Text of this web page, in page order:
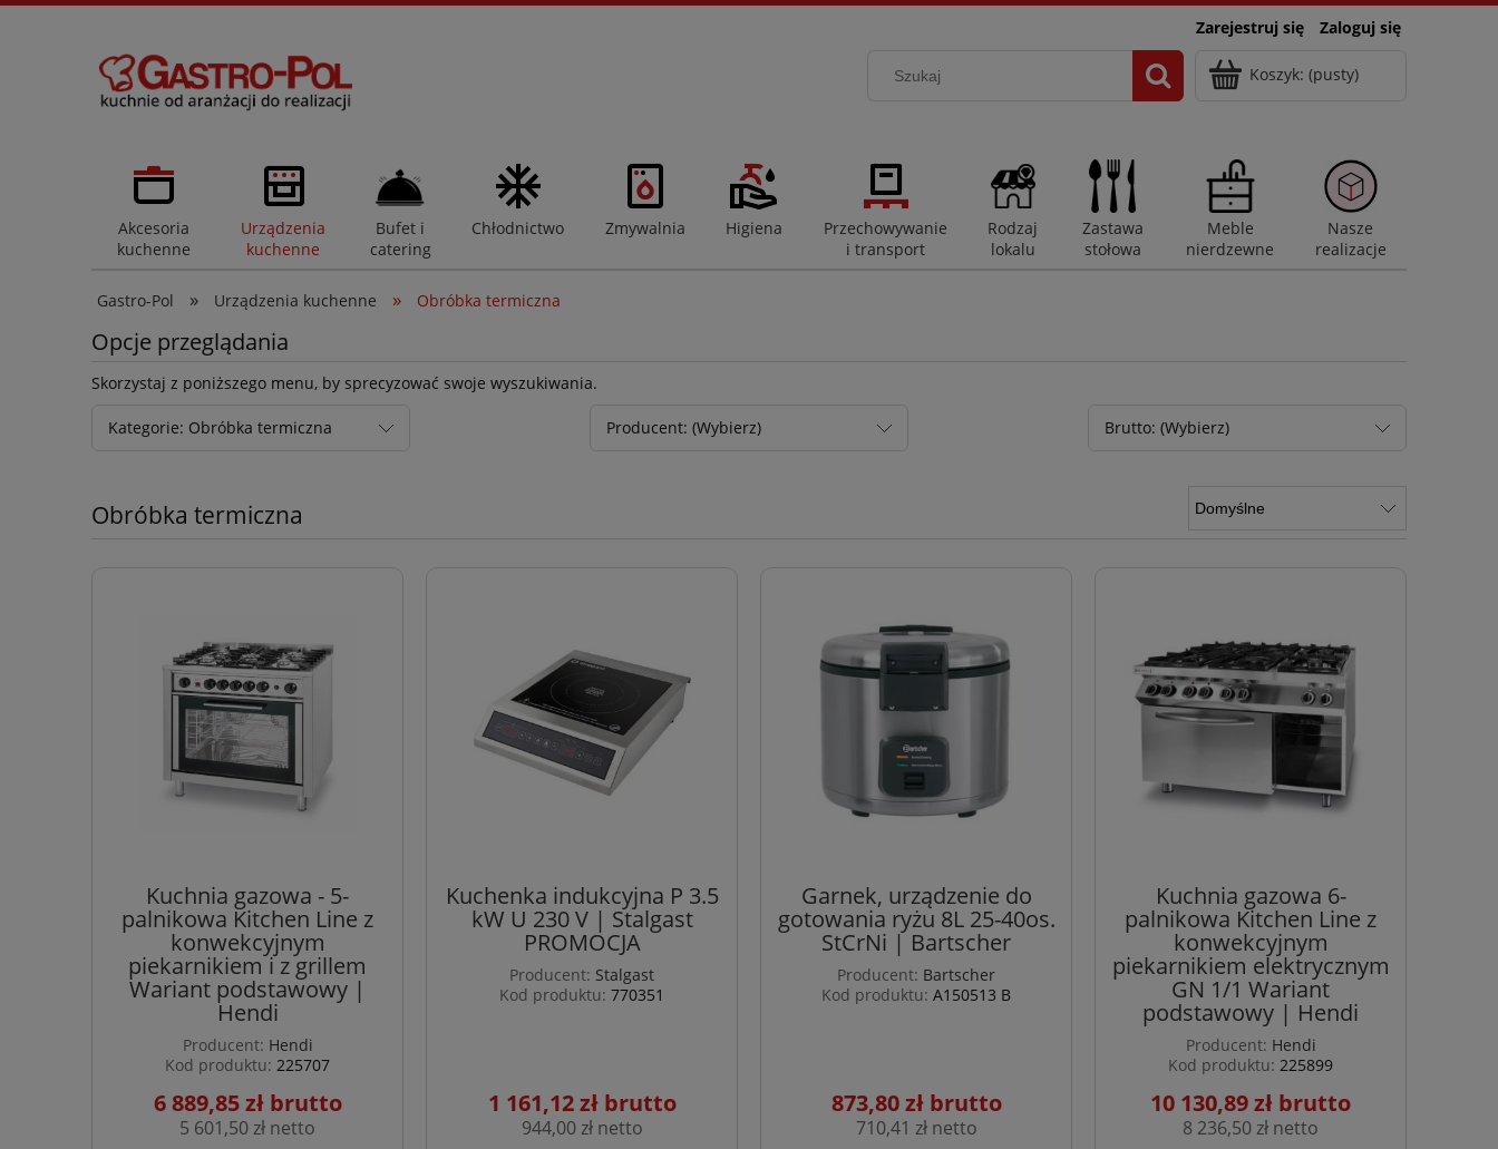
Zarejestruj się Zaloguj się
Koszyk: (pusty)
Akcesoria
kuchenne
Urządzenia
kuchenne
Bufet i
catering
Chłodnictwo Zmywalnia Higiena
Przechowywanie
i transport
Rodzaj
lokalu
Zastawa
stołowa
Meble
nierdzewne
Nasze
realizacje
Gastro-Pol » Urządzenia kuchenne » Obróbka termiczna
Opcje przeglądania
Skorzystaj z poniższego menu, by sprecyzować swoje wyszukiwania.
Kategorie: Obróbka termiczna Producent: (Wybierz) Brutto: (Wybierz)
Obróbka termiczna
Kuchnia gazowa - 5-
palnikowa Kitchen Line z
konwekcyjnym
piekarnikiem i z grillem
Wariant podstawowy |
Hendi
Producent: Hendi
Kod produktu: 225707
6 889,85 zł
5 601,50 zł
Kuchenka indukcyjna P 3.5
kW U 230 V | Stalgast
PROMOCJA
Producent: Stalgast
Kod produktu: 770351
1 161,12 zł
944,00 zł
Garnek, urządzenie do
gotowania ryżu 8L 25-40os.
StCrNi | Bartscher
Producent: Bartscher
Kod produktu: A150513 B
873,80 zł
710,41 zł
Kuchnia gazowa 6-
palnikowa Kitchen Line z
konwekcyjnym
piekarnikiem elektrycznym
GN 1/1 Wariant
podstawowy | Hendi
Producent: Hendi
Kod produktu: 225899
10 130,89 zł
8 236,50 zł